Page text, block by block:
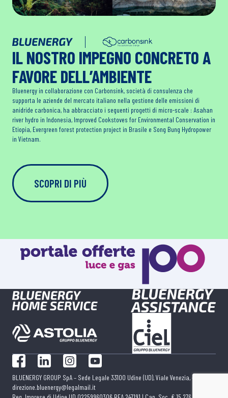
IL NOSTRO IMPEGNO CONCRETO A
FAVORE DELL’AMBIENTE
Bluenergy in collaborazione con Carbonsink, società di consulenza che
supporta le aziende del mercato italiano nella gestione delle emissioni di
anidride carbonica, ha abbracciato i seguenti progetti di micro-scale : Asahan
river hydro in Indonesia, Improved Cookstoves for Environmental Conservation in
Etiopia, Evergreen forest protection project in Brasile e Song Bung Hydropower
in Vietnam.
SCOPRI DI PIÙ
BLUENERGY GROUP SpA – Sede Legale 33100 Udine (UD), Viale Venezia, 430 |
direzione.bluenergy@legalmail.it